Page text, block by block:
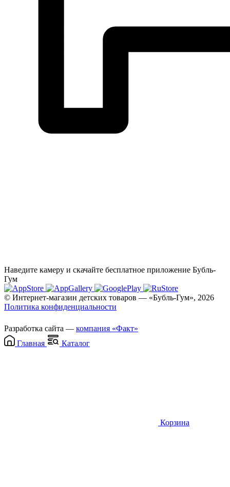
Наведите камеру и скачайте бесплатное приложение Бубль-
Гум
© Интернет-магазин детских товаров — «Бубль-Гум», 2026
Политика конфиденциальности
Разработка сайта — компания «Факт»
Главная
Каталог
Корзина